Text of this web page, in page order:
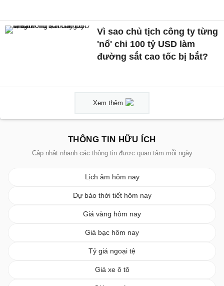
Vì sao chủ tịch công ty từng
'nổ' chi 100 tỷ USD làm
đường sắt cao tốc bị bắt?
Xem thêm
THÔNG TIN HỮU ÍCH
Cập nhật nhanh các thông tin được quan tâm mỗi ngày
Lịch âm hôm nay
Dự báo thời tiết hôm nay
Giá vàng hôm nay
Giá bạc hôm nay
Tỷ giá ngoại tệ
Giá xe ô tô